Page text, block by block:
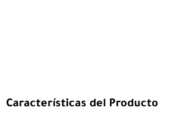
Características del Producto